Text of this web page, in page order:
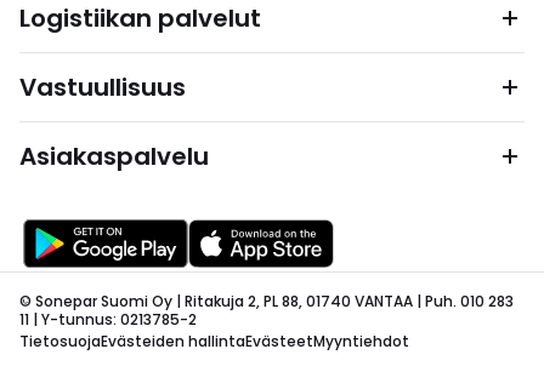
Logistiikan palvelut
Vastuullisuus
Asiakaspalvelu
© Sonepar Suomi Oy | Ritakuja 2, PL 88, 01740 VANTAA | Puh. 010 283
11 | Y-tunnus: 0213785-2
TietosuojaEvästeiden hallintaEvästeetMyyntiehdot